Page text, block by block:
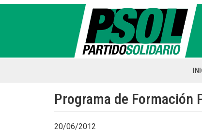
Pasar
Programa de Formación
20/06/2012